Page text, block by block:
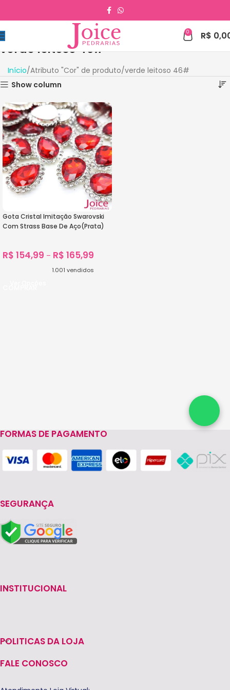
0 R$
verde leitoso 46#
Início Atributo "Cor" de produto verde leitoso 46#
Show column
Gota Cristal Imitação Swarovski
Com Strass Base De Aço(Prata)
R$ 154,99 – R$ 165,99
1.001 vendidos
FORMAS DE PAGAMENTO
SEGURANÇA
INSTITUCIONAL
POLITICAS DA LOJA
FALE CONOSCO